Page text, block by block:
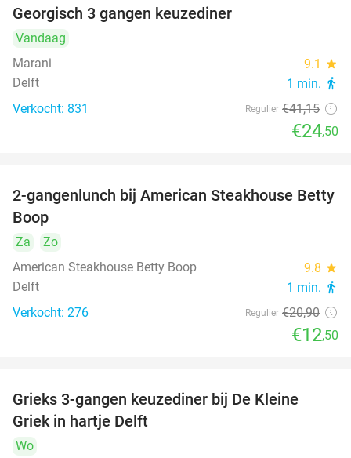
Georgisch 3 gangen keuzediner
Vandaag
Marani
9.1 star
Delft 1 min. directions_walk
Verkocht: 831 Regulier €41,15
€24,50
40%
2-gangenlunch bij American Steakhouse Betty
Boop
Za
Zo
American Steakhouse Betty Boop
9.8 star
Delft 1 min. directions_walk
Verkocht: 276 Regulier €20,90
€12,50
Grieks 3-gangen keuzediner bij De Kleine
Griek in hartje Delft
Wo